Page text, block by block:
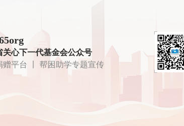
关心下一代基金会公众号
赠平台 丨 帮困助学专题宣传